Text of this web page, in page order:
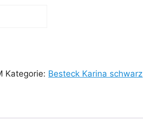
Kategorie: Besteck Karina schwarz